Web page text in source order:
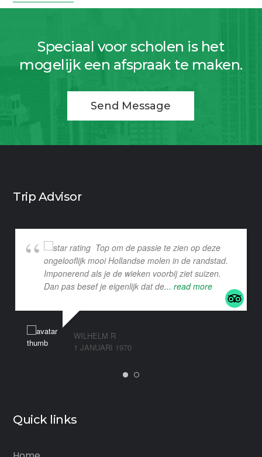
Speciaal voor scholen is het
mogelijk een afspraak te maken.
Send Message
Trip Advisor
Top om de passie te zien op deze
ongelooflijk mooi Hollandse molen in de randstad.
Imponerend als je de wieken voorbij ziet suizen.
Dan pas besef je eigenlijk dat de... read more
WILHELM R
1 JANUARI 1970
Quick links